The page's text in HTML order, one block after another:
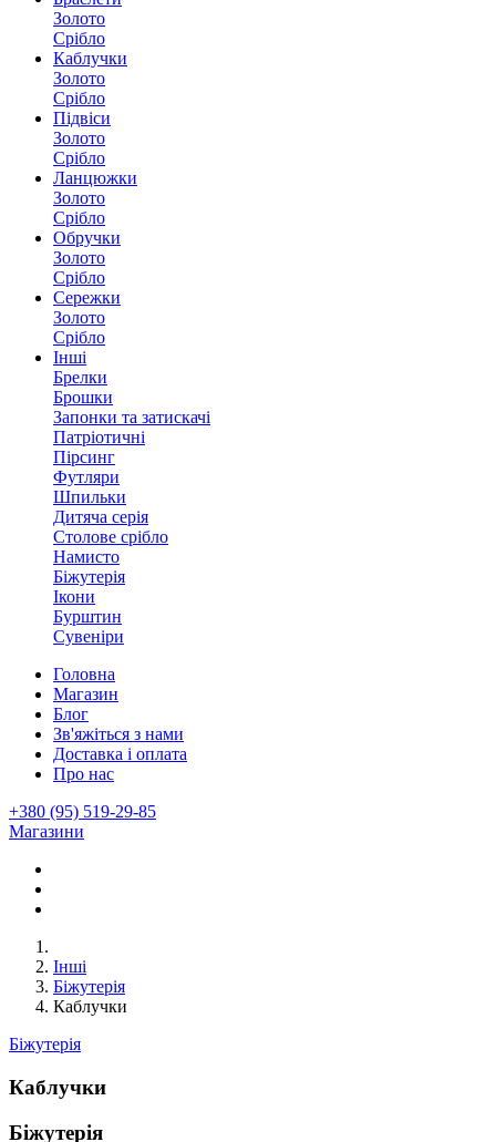
Золото
Срібло
Каблучки
Золото
Срібло
Підвіси
Золото
Срібло
Ланцюжки
Золото
Срібло
Обручки
Золото
Срібло
Сережки
Золото
Срібло
Інші
Брелки
Брошки
Запонки та затискачі
Патріотичні
Пірсинг
Футляри
Шпильки
Дитяча серія
Столове срібло
Намисто
Біжутерія
Ікони
Бурштин
Сувеніри
Головна
Магазин
Блог
Зв'яжіться з нами
Доставка і оплата
Про нас
+380 (95) 519-29-85
Магазини
Інші
Біжутерія
Каблучки
Біжутерія
Каблучки
Біжутерія